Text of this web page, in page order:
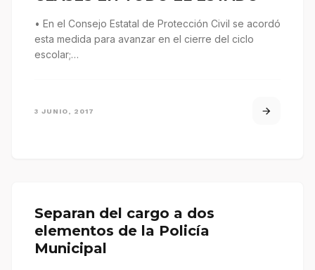
• En el Consejo Estatal de Protección Civil se acordó
esta medida para avanzar en el cierre del ciclo
escolar;…
3 JUNIO, 2017
Separan del cargo a dos
elementos de la Policía
Municipal